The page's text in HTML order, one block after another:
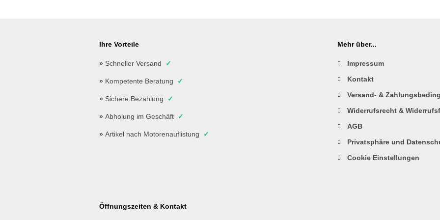
Ihre Vorteile
» Schneller Versand ✓
» Kompetente Beratung ✓
» Sichere Bezahlung ✓
» Abholung im Geschäft ✓
» Artikel nach Motorenauflistung ✓
Mehr über...
Impressum
Kontakt
Versand- &
Widerrufsrecht &
AGB
Privatsphäre und
Cookie Einstellungen
Öffnungszeiten & Kontakt